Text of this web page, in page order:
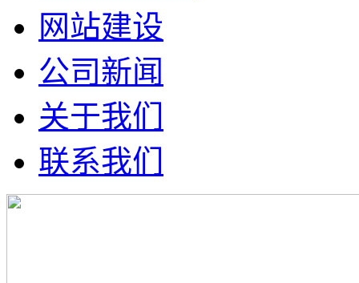
网站建设
公司新闻
关于我们
联系我们